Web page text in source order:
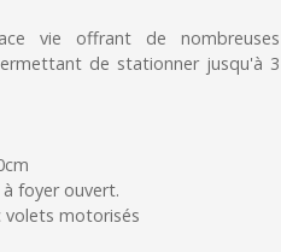
vie offrant de nombreuses
de stationner jusqu'à 3
foyer ouvert.
volets motorisés